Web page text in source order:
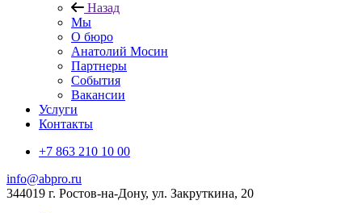
Назад
Мы
О бюро
Анатолий Мосин
Партнеры
События
Вакансии
Услуги
Контакты
+7 863 210 10 00
info@abpro.ru
344019 г. Ростов-на-Дону, ул. Закруткина, 20